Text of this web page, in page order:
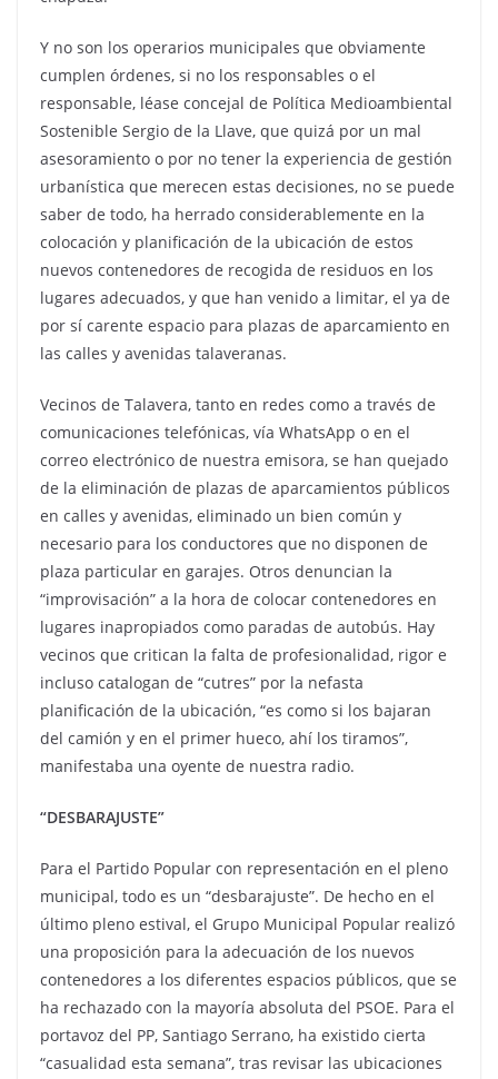
Y no son los operarios municipales que obviamente
cumplen órdenes, si no los responsables o el
responsable, léase concejal de Política Medioambiental
Sostenible Sergio de la Llave, que quizá por un mal
asesoramiento o por no tener la experiencia de gestión
urbanística que merecen estas decisiones, no se puede
saber de todo, ha herrado considerablemente en la
colocación y planificación de la ubicación de estos
nuevos contenedores de recogida de residuos en los
lugares adecuados, y que han venido a limitar, el ya de
por sí carente espacio para plazas de aparcamiento en
las calles y avenidas talaveranas.
Vecinos de Talavera, tanto en redes como a través de
comunicaciones telefónicas, vía WhatsApp o en el
correo electrónico de nuestra emisora, se han quejado
de la eliminación de plazas de aparcamientos públicos
en calles y avenidas, eliminado un bien común y
necesario para los conductores que no disponen de
plaza particular en garajes. Otros denuncian la
“improvisación” a la hora de colocar contenedores en
lugares inapropiados como paradas de autobús. Hay
vecinos que critican la falta de profesionalidad, rigor e
incluso catalogan de “cutres” por la nefasta
planificación de la ubicación, “es como si los bajaran
del camión y en el primer hueco, ahí los tiramos”,
manifestaba una oyente de nuestra radio.
“DESBARAJUSTE”
Para el Partido Popular con representación en el pleno
municipal, todo es un “desbarajuste”. De hecho en el
último pleno estival, el Grupo Municipal Popular realizó
una proposición para la adecuación de los nuevos
contenedores a los diferentes espacios públicos, que se
ha rechazado con la mayoría absoluta del PSOE. Para el
portavoz del PP, Santiago Serrano, ha existido cierta
“casualidad esta semana”, tras revisar las ubicaciones